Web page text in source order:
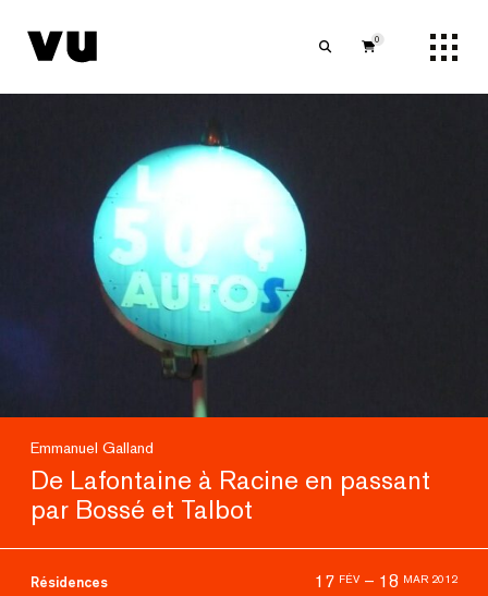
0
Emmanuel Galland
De Lafontaine à Racine en passant
par Bossé et Talbot
Résidences 17 FÉV – 18 MAR 2012